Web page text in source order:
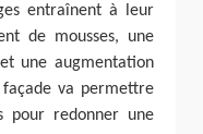
entraînent à leur
de mousses, une
une augmentation
va permettre
pour redonner une